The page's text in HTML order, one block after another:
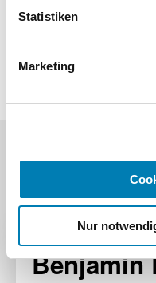
unteren Regler Ihre
einstellen. Sie können
Datenschutzhinweisen.
Impressum
Statistiken
Marketing
Nur
Pressekontakt
Benjamin